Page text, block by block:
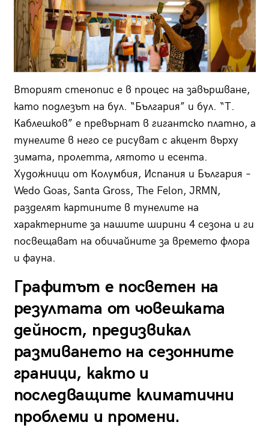
Вторият стенопис е в процес на завършване,
като подлезът на бул. “България” и бул. “Т.
Каблешков” е превърнат в гигантско платно, а
тунелите в него се рисуват с акцент върху
зимата, пролетта, лятото и есента.
Художници от Колумбия, Испания и България –
Wedo Goas, Santa Gross, The Felon, JRMN,
разделят картините в тунелите на
характерните за нашите ширини 4 сезона и ги
посвещават на обичайните за времето флора
и фауна.
Графитът е посветен на
резултата от човешката
дейност, предизвикал
размиването на сезонните
граници, както и
последващите климатични
проблеми и промени.